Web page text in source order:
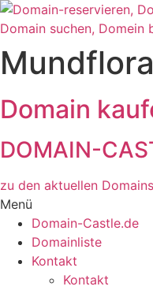
Zum
Inhalt
Domain
DOMAIN-
zu den aktuellen Domains​
Menü
Domain-Castle.de
Domainliste
Kontakt
Kontakt